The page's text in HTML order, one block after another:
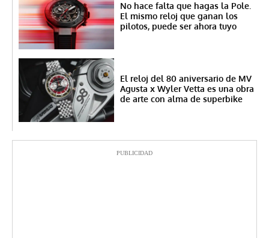
No hace falta que hagas la Pole.
El mismo reloj que ganan los
pilotos, puede ser ahora tuyo
El reloj del 80 aniversario de MV
Agusta x Wyler Vetta es una obra
de arte con alma de superbike
PUBLICIDAD